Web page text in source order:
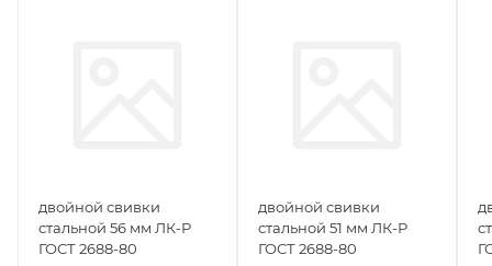
двойной свивки
стальной 56 мм ЛК-Р
ГОСТ 2688-80
двойной свивки
стальной 51 мм ЛК-Р
ГОСТ 2688-80